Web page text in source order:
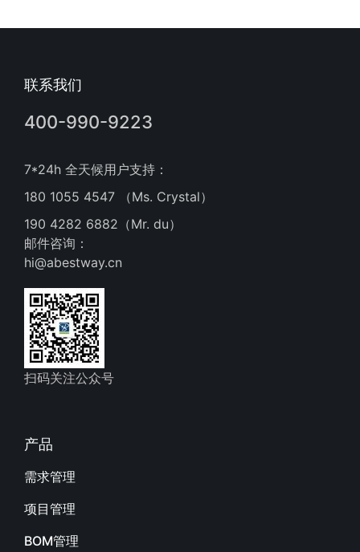
联系我们
400-990-9223
7*24h 全天候用户支持：
180 1055 4547 （Ms. Crystal）
190 4282 6882（Mr. du）
邮件咨询：
hi@abestway.cn
扫码关注公众号
产品
需求管理
项目管理
BOM管理